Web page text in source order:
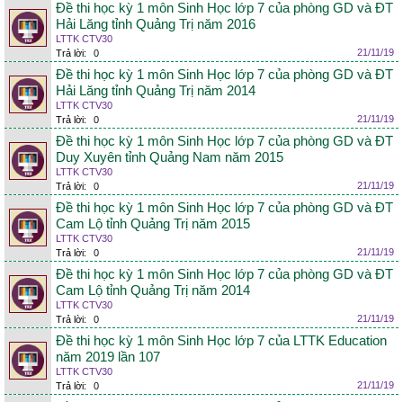
Đề thi học kỳ 1 môn Sinh Học lớp 7 của phòng GD và ĐT
Hải Lăng tỉnh Quảng Trị năm 2016
LTTK CTV30
Trả lời:
0 21/11/19
Đề thi học kỳ 1 môn Sinh Học lớp 7 của phòng GD và ĐT
Hải Lăng tỉnh Quảng Trị năm 2014
LTTK CTV30
Trả lời:
0 21/11/19
Đề thi học kỳ 1 môn Sinh Học lớp 7 của phòng GD và ĐT
Duy Xuyên tỉnh Quảng Nam năm 2015
LTTK CTV30
Trả lời:
0 21/11/19
Đề thi học kỳ 1 môn Sinh Học lớp 7 của phòng GD và ĐT
Cam Lộ tỉnh Quảng Trị năm 2015
LTTK CTV30
Trả lời:
0 21/11/19
Đề thi học kỳ 1 môn Sinh Học lớp 7 của phòng GD và ĐT
Cam Lộ tỉnh Quảng Trị năm 2014
LTTK CTV30
Trả lời:
0 21/11/19
Đề thi học kỳ 1 môn Sinh Học lớp 7 của LTTK Education
năm 2019 lần 107
LTTK CTV30
Trả lời:
0 21/11/19